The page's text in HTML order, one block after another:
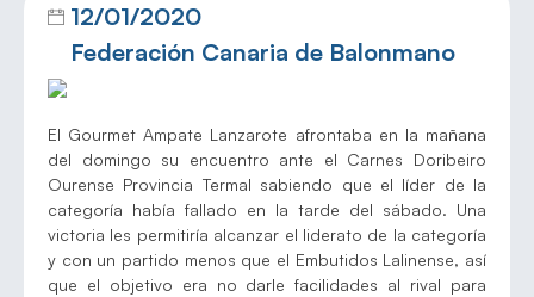
12/01/2020
Federación Canaria de Balonmano
El Gourmet Ampate Lanzarote afrontaba en la mañana
del domingo su encuentro ante el Carnes Doribeiro
Ourense Provincia Termal sabiendo que el líder de la
categoría había fallado en la tarde del sábado. Una
victoria les permitiría alcanzar el liderato de la categoría
y con un partido menos que el Embutidos Lalinense, así
que el objetivo era no darle facilidades al rival para